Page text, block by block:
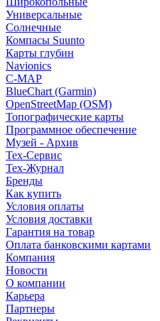
Универсальные
Солнечные
Компасы Suunto
Карты глубин
Navionics
C-MAP
BlueChart (Garmin)
OpenStreetMap (OSM)
Топографические карты
Программное обеспечение
Музей - Архив
Tex-Сервис
Тех-Журнал
Бренды
Как купить
Условия оплаты
Условия доставки
Гарантия на товар
Оплата банковскими картами
Компания
Новости
О компании
Карьера
Партнеры